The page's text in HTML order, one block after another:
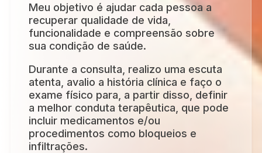
Meu objetivo é ajudar cada pessoa a
recuperar qualidade de vida,
funcionalidade e compreensão sobre
sua condição de saúde.
Durante a consulta, realizo uma escuta
atenta, avalio a história clínica e faço o
exame físico para, a partir disso, definir
a melhor conduta terapêutica, que pode
incluir medicamentos e/ou
procedimentos como bloqueios e
infiltrações.